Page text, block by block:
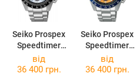
Seiko Prospex
Speedtimer
SSC935P1
Seiko Prospex
Speedtimer
SSC947P1
від
36 400 грн.
від
36 400 грн.